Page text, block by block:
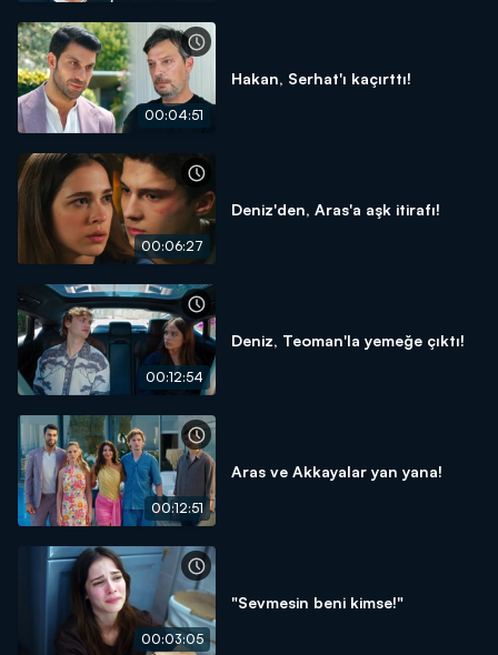
00:04:51
Hakan, Serhat'ı kaçırttı!
00:06:27
Deniz'den, Aras'a aşk itirafı!
00:12:54
Deniz, Teoman'la yemeğe çıktı!
00:12:51
Aras ve Akkayalar yan yana!
00:03:05
"Sevmesin beni kimse!"